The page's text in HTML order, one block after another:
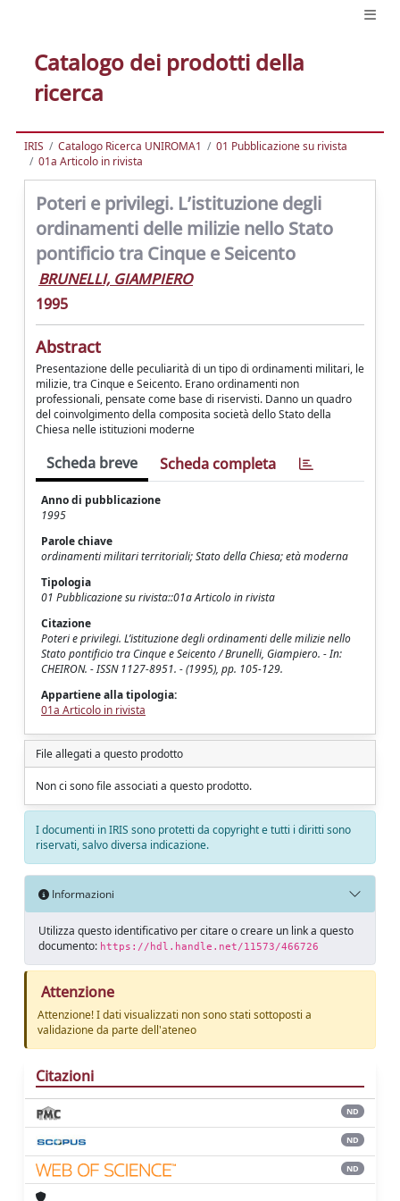
Catalogo dei prodotti della
ricerca
IRIS Catalogo Ricerca UNIROMA1
01 Pubblicazione su rivista
01a Articolo in rivista
Poteri e privilegi. L’istituzione degli
ordinamenti delle milizie nello Stato
pontificio tra Cinque e Seicento
BRUNELLI, GIAMPIERO
1995
Abstract
Presentazione delle peculiarità di un tipo di ordinamenti militari, le
milizie, tra Cinque e Seicento. Erano ordinamenti non
professionali, pensate come base di riservisti. Danno un quadro
del coinvolgimento della composita società dello Stato della
Chiesa nelle istituzioni moderne
Scheda breve Scheda completa
Anno di pubblicazione
1995
Parole chiave
ordinamenti militari territoriali; Stato della Chiesa; età moderna
Tipologia
01 Pubblicazione su rivista::01a Articolo in rivista
Citazione
Poteri e privilegi. L’istituzione degli ordinamenti delle milizie nello
Stato pontificio tra Cinque e Seicento / Brunelli, Giampiero. - In:
CHEIRON. - ISSN 1127-8951. - (1995), pp. 105-129.
Appartiene alla tipologia:
01a Articolo in rivista
File allegati a questo prodotto
Non ci sono file associati a questo prodotto.
I documenti in IRIS sono protetti da copyright e tutti i diritti sono
riservati, salvo diversa indicazione.
Informazioni
Utilizza questo identificativo per citare o creare un link a questo
documento: https://hdl.handle.net/11573/466726
Attenzione
Attenzione! I dati visualizzati non sono stati sottoposti a
validazione da parte dell'ateneo
Citazioni
ND
ND
ND